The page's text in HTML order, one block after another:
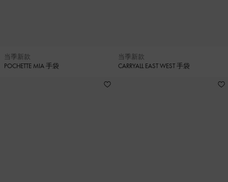
当季新款
POCHETTE MIA 手袋
当季新款
CARRYALL EAST WEST 手袋